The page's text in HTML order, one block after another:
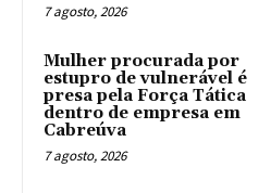
7 agosto, 2026
Mulher procurada por
estupro de vulnerável é
presa pela Força Tática
dentro de empresa em
Cabreúva
7 agosto, 2026